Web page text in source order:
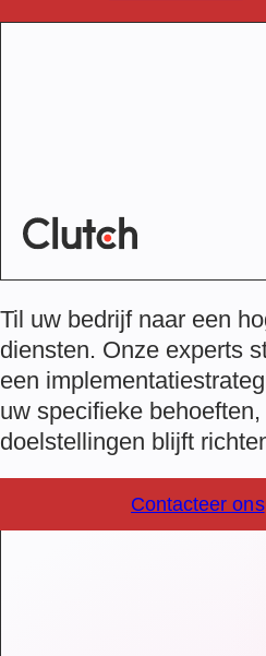
Til uw bedrijf naar een
diensten. Onze experts
een
uw specifieke
doelstellingen blijft
Contacteer ons